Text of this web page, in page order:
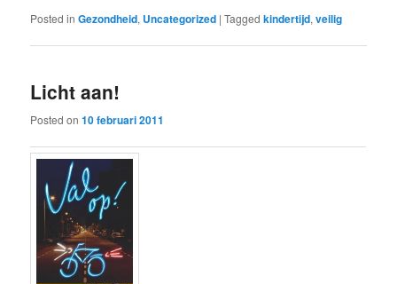
Posted in Gezondheid, Uncategorized |Tagged kindertijd,veilig
Licht aan!
Posted on10 februari 2011